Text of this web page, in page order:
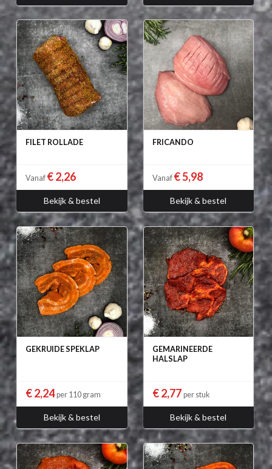
FILET ROLLADE
Vanaf € 2,26
Bekijk & bestel
FRICANDO
Vanaf € 5,98
Bekijk & bestel
GEKRUIDE SPEKLAP
€ 2,24per 110 gram
Bekijk & bestel
GEMARINEERDE
HALSLAP
€ 2,77 per stuk
Bekijk & bestel